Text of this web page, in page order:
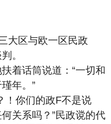
大区与欧一区民政
。
着话筒说道：“一切和
年。”
！你们的政F不是说
关系吗？”民政谠的代